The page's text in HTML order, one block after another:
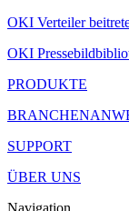
OKI Verteiler
OKI
PRODUKTE
SUPPORT
ÜBER UNS
Navigation